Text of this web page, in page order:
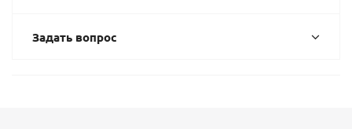
Задать вопрос